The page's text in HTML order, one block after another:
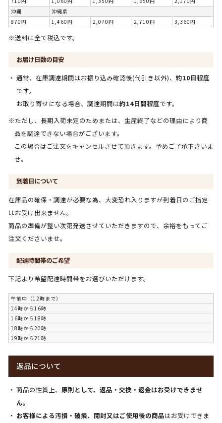
沖縄
沖縄県
870円
1,460円 2,070円 2,710円 3,360円
※送料は全て税込です。
お届け日数の目安
通常、在庫調達期間はお振り込み確認後(代引き以外)、約10日程度
です。
お取り寄せになる場合、調達期間は約14日間程度です。
※ただし、長期入荷未定のためまたは、生産終了などの理由により商
品を調達できない場合がございます。
この場合はご注文をキャンセルさせて頂きます。予めご了承下さいま
せ。
到着日について
在庫品の確保・調達が必要な為、大変恐れ入りますが到着日のご指定
はお受け出来ません。
商品の準備が整い次第発送させていただきますので、余裕をもってご
注文くださいませ。
配達時間帯のご希望
下記より希望配達時間帯をお選びいただけます。
午前中（12時まで）
14時から16時
16時から18時
18時から20時
19時から21時
返品について
商品の性質上、原則として、返品・交換・返金はお受けできませ
ん。
お客様による汚損・破損、開封又はご使用後の商品はお受けできま